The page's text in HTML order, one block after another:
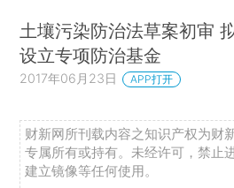
土壤污染防治法草案初审
设立专项防治基金
2017年06月23日 APP打开
财新网所刊载内容之知识产权为财
专属所有或持有。未经许可，禁止
建立镜像等任何使用。